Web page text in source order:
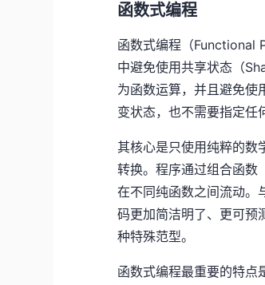
函数式编程
函数式编程（Functional
中避免使用共享状态（
为函数运算，并且避免使
变状态，也不需要指定任
其核心是只使用纯粹的数
转换。程序通过组合函
在不同纯函数之间流动。
码更加简洁明了、更可预
种特殊范型。
函数式编程最重要的特点